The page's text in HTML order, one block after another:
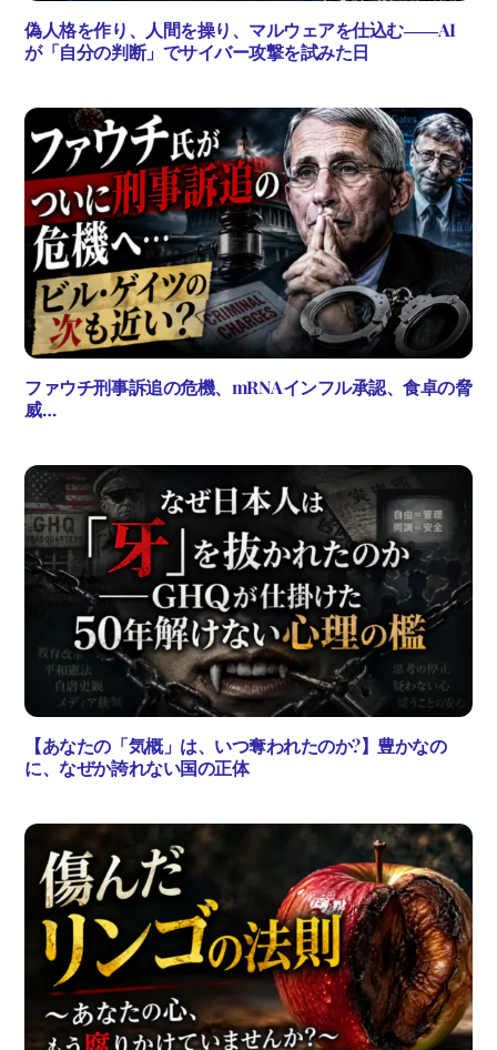
偽人格を作り、人間を操り、マルウェアを仕込む――AI
が「自分の判断」でサイバー攻撃を試みた日
ファウチ刑事訴追の危機、mRNAインフル承認、食卓の脅
威…
【あなたの「気概」は、いつ奪われたのか?】豊かなの
に、なぜか誇れない国の正体